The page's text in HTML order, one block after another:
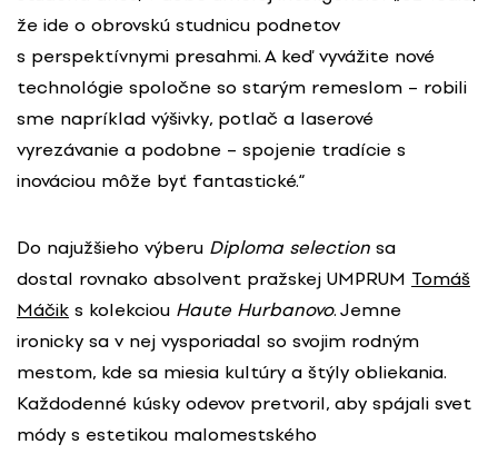
že ide o obrovskú studnicu podnetov
s perspektívnymi presahmi. A keď vyvážite nové
technológie spoločne so starým remeslom – robili
sme napríklad výšivky, potlač a laserové
vyrezávanie a podobne – spojenie tradície s
inováciou môže byť fantastické.“
Do najužšieho výberu Diploma selection sa
dostal rovnako absolvent pražskej UMPRUM Tomáš
Máčik s kolekciou Haute Hurbanovo. Jemne
ironicky sa v nej vysporiadal so svojim rodným
mestom, kde sa miesia kultúry a štýly obliekania.
Každodenné kúsky odevov pretvoril, aby spájali svet
módy s estetikou malomestského